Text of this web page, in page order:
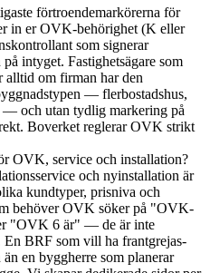
förtroendemarkörerna för
in er OVK-behörighet (K eller
som signerar
intyget. Fastighetsägare som
om firman har den
— flerbostadshus,
och utan tydlig markering på
Boverket reglerar OVK strikt
OVK, service och installation?
och nyinstallation är
kundtyper, prisniva och
behöver OVK söker på "OVK-
"OVK 6 är" — de är inte
En BRF som vill ha frantgrejas-
en byggherre som planerar